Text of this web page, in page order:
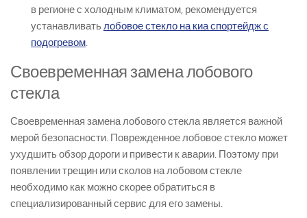
в регионе с холодным климатом, рекомендуется
устанавливатьлобовое стекло на киа спортейдж с
подогревом.
Своевременная замена лобового
стекла
Своевременная замена лобового стекла является важной
мерой безопасности. Поврежденное лобовое стекло может
ухудшить обзор дороги и привести к аварии. Поэтому при
появлении трещин или сколов на лобовом стекле
необходимо как можно скорее обратиться в
специализированный сервис для его замены.